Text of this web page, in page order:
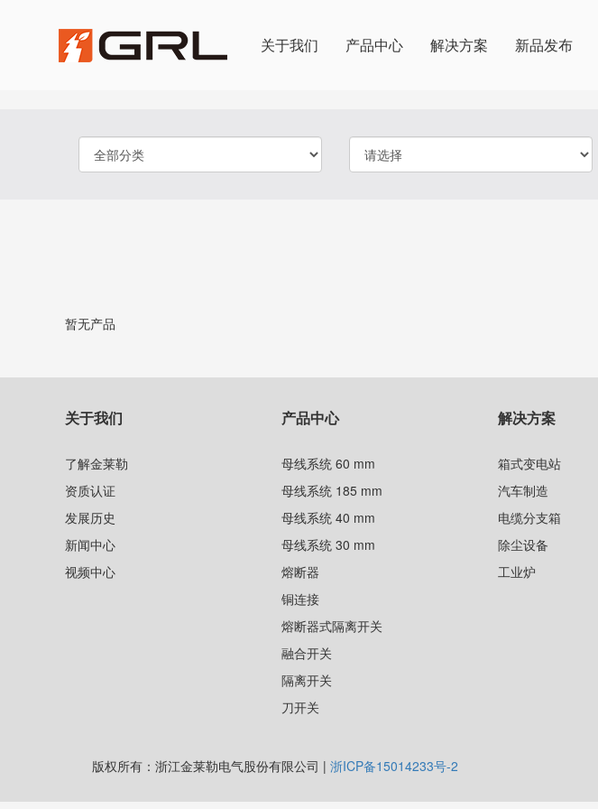
关于我们 产品中心 解决方案 新品发布
产品选择
暂无产品
关于我们
了解金莱勒
资质认证
发展历史
新闻中心
视频中心
产品中心
母线系统 60 mm
母线系统 185 mm
母线系统 40 mm
母线系统 30 mm
熔断器
铜连接
熔断器式隔离开关
融合开关
隔离开关
刀开关
解决方案
箱式变电站
汽车制造
电缆分支箱
除尘设备
工业炉
版权所有：浙江金莱勒电气股份有限公司 | 浙ICP备15014233号-2